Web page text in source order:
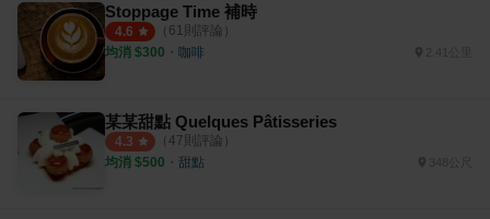
Stoppage Time 補時
4.6 （ 61則評論）
均消 $300 ・ 咖啡
某某甜點 Quelques Pâtisseries
4.3 （ 47則評論）
均消 $500 ・ 甜點